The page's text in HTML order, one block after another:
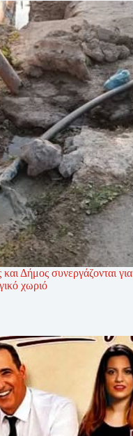
Δήμος συνεργάζονται για
χωριό